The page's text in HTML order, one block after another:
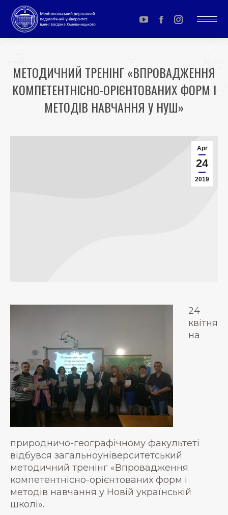
YouTube
page
in
new
window
Facebook
page
in
new
window
Instagram
page
in
new
МЕТОДИЧНИЙ ТРЕНІНГ «ВПРОВАДЖЕННЯ
КОМПЕТЕНТНІСНО-ОРІЄНТОВАНИХ ФОРМ І
МЕТОДІВ НАВЧАННЯ У НУШ»
Apr
24
2019
24
квітня
на
природничо-географічному факультеті
відбувся загальноуніверситетський
методичний тренінг «Впровадження
компетентнісно-орієнтованих форм і
методів навчання у Новій українській
школі».